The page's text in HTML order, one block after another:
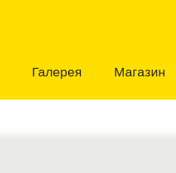
Галерея Магазин